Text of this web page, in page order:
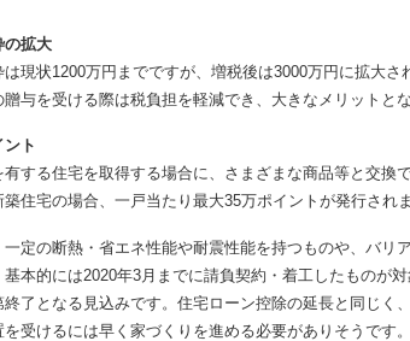
拡大
現状1200万円までですが、増税後は3000万円に拡大さ
与を受ける際は税負担を軽減でき、大きなメリットとな
ト
する住宅を取得する場合に、さまざまな商品等と交換
住宅の場合、一戸当たり最大35万ポイントが発行されま
定の断熱・省エネ性能や耐震性能を持つものや、バリ
本的には2020年3月までに請負契約・着工したものが
了となる見込みです。住宅ローン控除の延長と同じく
受けるには早く家づくりを進める必要がありそうです。